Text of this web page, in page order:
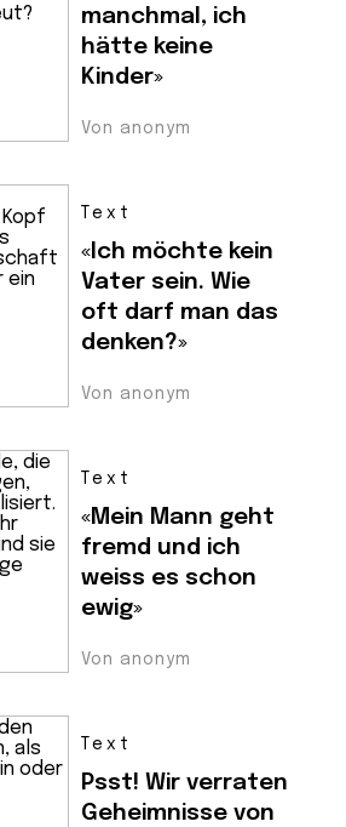
manchmal, ich
hätte keine
Kinder»
Von anonym
Text
«Ich möchte kein
Vater sein. Wie
oft darf man das
denken?»
Von anonym
Text
«Mein Mann geht
fremd und ich
weiss es schon
ewig»
Von anonym
Text
Psst! Wir verraten
Geheimnisse von